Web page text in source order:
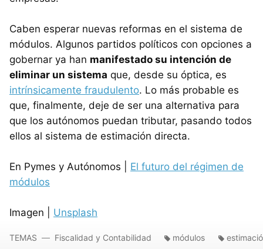
Caben esperar nuevas reformas en el sistema de
módulos. Algunos partidos políticos con opciones a
gobernar ya han manifestado su intención de
eliminar un sistema que, desde su óptica, es
intrínsicamente fraudulento. Lo más probable es
que, finalmente, deje de ser una alternativa para
que los autónomos puedan tributar, pasando todos
ellos al sistema de estimación directa.
En Pymes y Autónomos | El futuro del régimen de
módulos
Imagen | Unsplash
TEMAS Fiscalidad y Contabilidad módulos